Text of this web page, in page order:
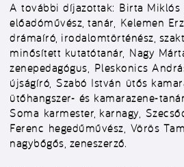
A további díjazottak: Birta Miklós
előadóművész, tanár, Kelemen
drámaíró, irodalomtörténész,
minősített kutatótanár, Nagy
zenepedagógus, Pleskonics
újságíró, Szabó István ütős
ütőhangszer- és kamarazene-
Soma karmester, karnagy,
Ferenc hegedűművész, Vörös
nagybőgős, zeneszerző.